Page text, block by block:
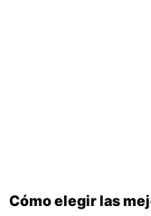
Cómo elegir las